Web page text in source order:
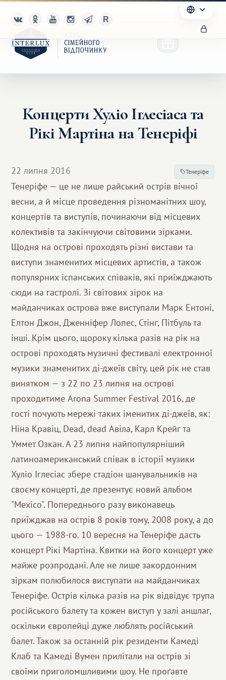
Клуб
Переваги
Благотворительность
Концерти Хуліо Іглесіаса та
Рікі Мартіна на Тенеріфі
22 липня 2016 Тенеріфе
Тенеріфе — це не лише райський острів вічної
весни, а й місце проведення різноманітних шоу,
концертів та виступів, починаючи від місцевих
колективів та закінчуючи світовими зірками.
Щодня на острові проходять різні вистави та
виступи знаменитих місцевих артистів, а також
популярних іспанських співаків, які приїжджають
сюди на гастролі. Зі світових зірок на
майданчиках острова вже виступали Марк Ентоні,
Елтон Джон, Дженніфер Лопес, Стінг, Пітбуль та
інші. Крім цього, щороку кілька разів на рік на
острові проходять музичні фестивалі електронної
музики знаменитих ді-джеїв світу, цей рік не став
винятком — з 22 по 23 липня на острові
проходитиме Arona Summer Festival 2016, де
гості почують мережі таких іменитих ді-джеїв, як:
Ніна Кравіц, Dead, dead Авіла, Карл Крейг та
Уммет Озкан. А 23 липня найпопулярніший
латиноамериканський співак в історії музики
Хуліо Іглесіас збере стадіон шанувальників на
своєму концерті, де презентує новий альбом
"Mexico". Попереднього разу виконавець
приїжджав на острів 8 років тому, 2008 року, а до
цього — 1988-го. 10 вересня на Тенеріфе дасть
концерт Рікі Мартіна. Квитки на його концерт уже
майже розпродані. Але не лише закордонним
зіркам полюбилося виступати на майданчиках
Тенеріфе. Острів кілька разів на рік відвідує трупа
російського балету та кожен виступ у залі аншлаг,
оскільки європейці дуже люблять російський
балет. Також за останній рік резиденти Камеді
Клаб та Камеді Вумен прилітали на острів зі
своїми приголомшливими шоу. Не проґавте